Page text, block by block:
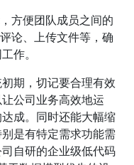
方便团队成员之间的
论、上传文件等，确
作。
期，切记要合理有效
公司业务高效地运
成。同时还能大幅缩
是有特定需求功能需
自研的企业级低代码